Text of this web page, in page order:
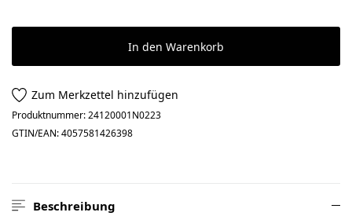
In den Warenkorb
Zum Merkzettel hinzufügen
Produktnummer:24120001N0223
GTIN/EAN:4057581426398
Beschreibung